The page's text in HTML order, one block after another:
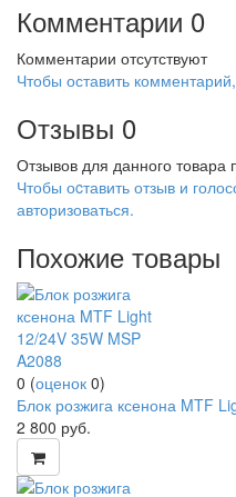
Комментарии 0
Комментарии отсутствуют
Чтобы оставить
Отзывы 0
Отзывов для данного товара
Чтобы оcтавить отзыв и
авторизоваться.
Похожие товары
0 (оценок 0)
Блок розжига ксенона MTF
2 800 руб.